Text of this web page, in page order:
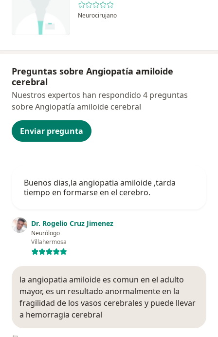
Neurocirujano
Preguntas sobre Angiopatía amiloide
cerebral
Enviar pregunta
Nuestros expertos han respondido 4 preguntas
sobre Angiopatía amiloide cerebral
Buenos dias,la angiopatia amiloide ,tarda
tiempo en formarse en el cerebro.
Dr. Rogelio Cruz Jimenez
Neurólogo
Villahermosa
la angiopatia amiloide es comun en el adulto
mayor, es un resultado anormalmente en la
fragilidad de los vasos cerebrales y puede llevar
a hemorragia cerebral